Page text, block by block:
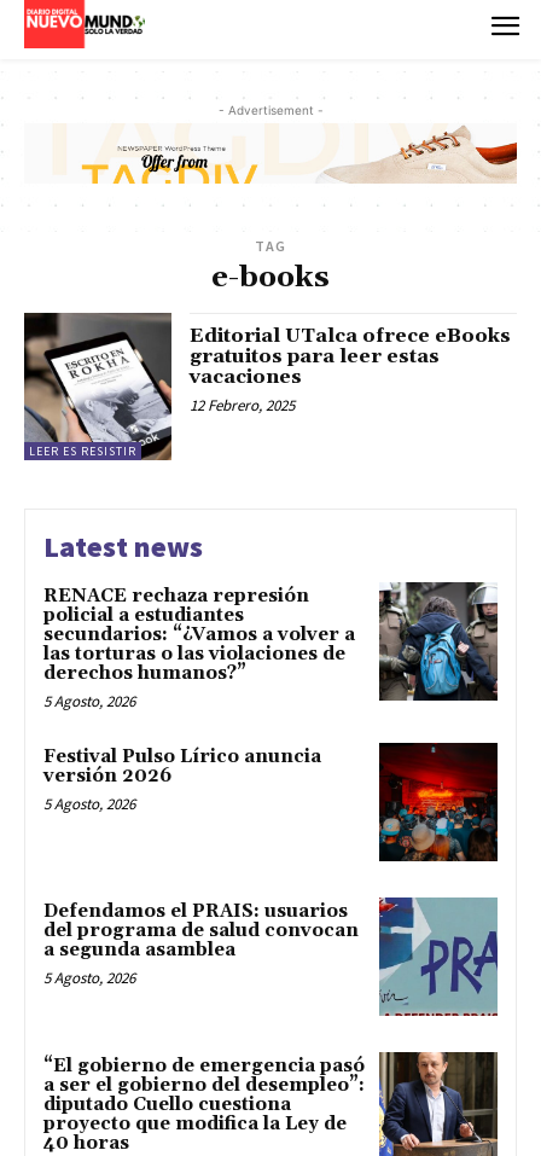
- Advertisement -
TAG
e-books
LEER ES RESISTIR
Editorial UTalca ofrece eBooks
gratuitos para leer estas
vacaciones
12 Febrero, 2025
Latest news
RENACE rechaza represión
policial a estudiantes
secundarios: “¿Vamos a volver a
las torturas o las violaciones de
derechos humanos?”
5 Agosto, 2026
Festival Pulso Lírico anuncia
versión 2026
5 Agosto, 2026
Defendamos el PRAIS: usuarios
del programa de salud convocan
a segunda asamblea
5 Agosto, 2026
“El gobierno de emergencia pasó
a ser el gobierno del desempleo”:
diputado Cuello cuestiona
proyecto que modifica la Ley de
40 horas